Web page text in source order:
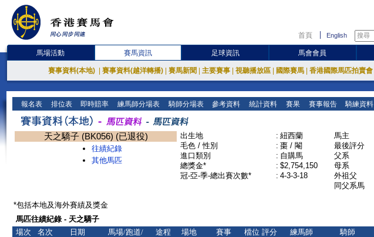
首頁 English
馬場活動 賽馬資訊 足球資訊 馬會會員
賽事資料(本地) 賽事資料(越洋轉播) 賽馬新聞 主要賽事 視聽播放區 國際賽馬 香港國際馬匹拍賣會
報名表 排位表 即時賠率 練馬師分場表 騎師分場表 參考資料 統計資料 賽果 賽事報告 騎練資料
天之驕子 (BK056) (已退役)
往績紀錄
其他馬匹
出生地 : 紐西蘭
毛色 / 性別
: 棗 / 閹
進口類別
: 自購馬
總獎金*
: $2,754,150
冠-亞-季-總出賽次數*
: 4-3-3-18
馬主
最後評分
父系
母系
外祖父
同父系馬
*包括本地及海外賽績及獎金
馬匹往績紀錄 - 天之驕子
場次
名次 日期
馬場/跑道/
途程
場地
賽事
檔位 評分 練馬師 騎師